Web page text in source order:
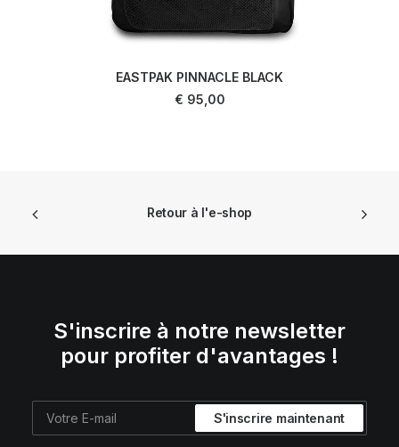
EASTPAK PINNACLE BLACK
€ 95,00
Retour à l'e-shop
S'inscrire à notre newsletter
pour profiter d'avantages !